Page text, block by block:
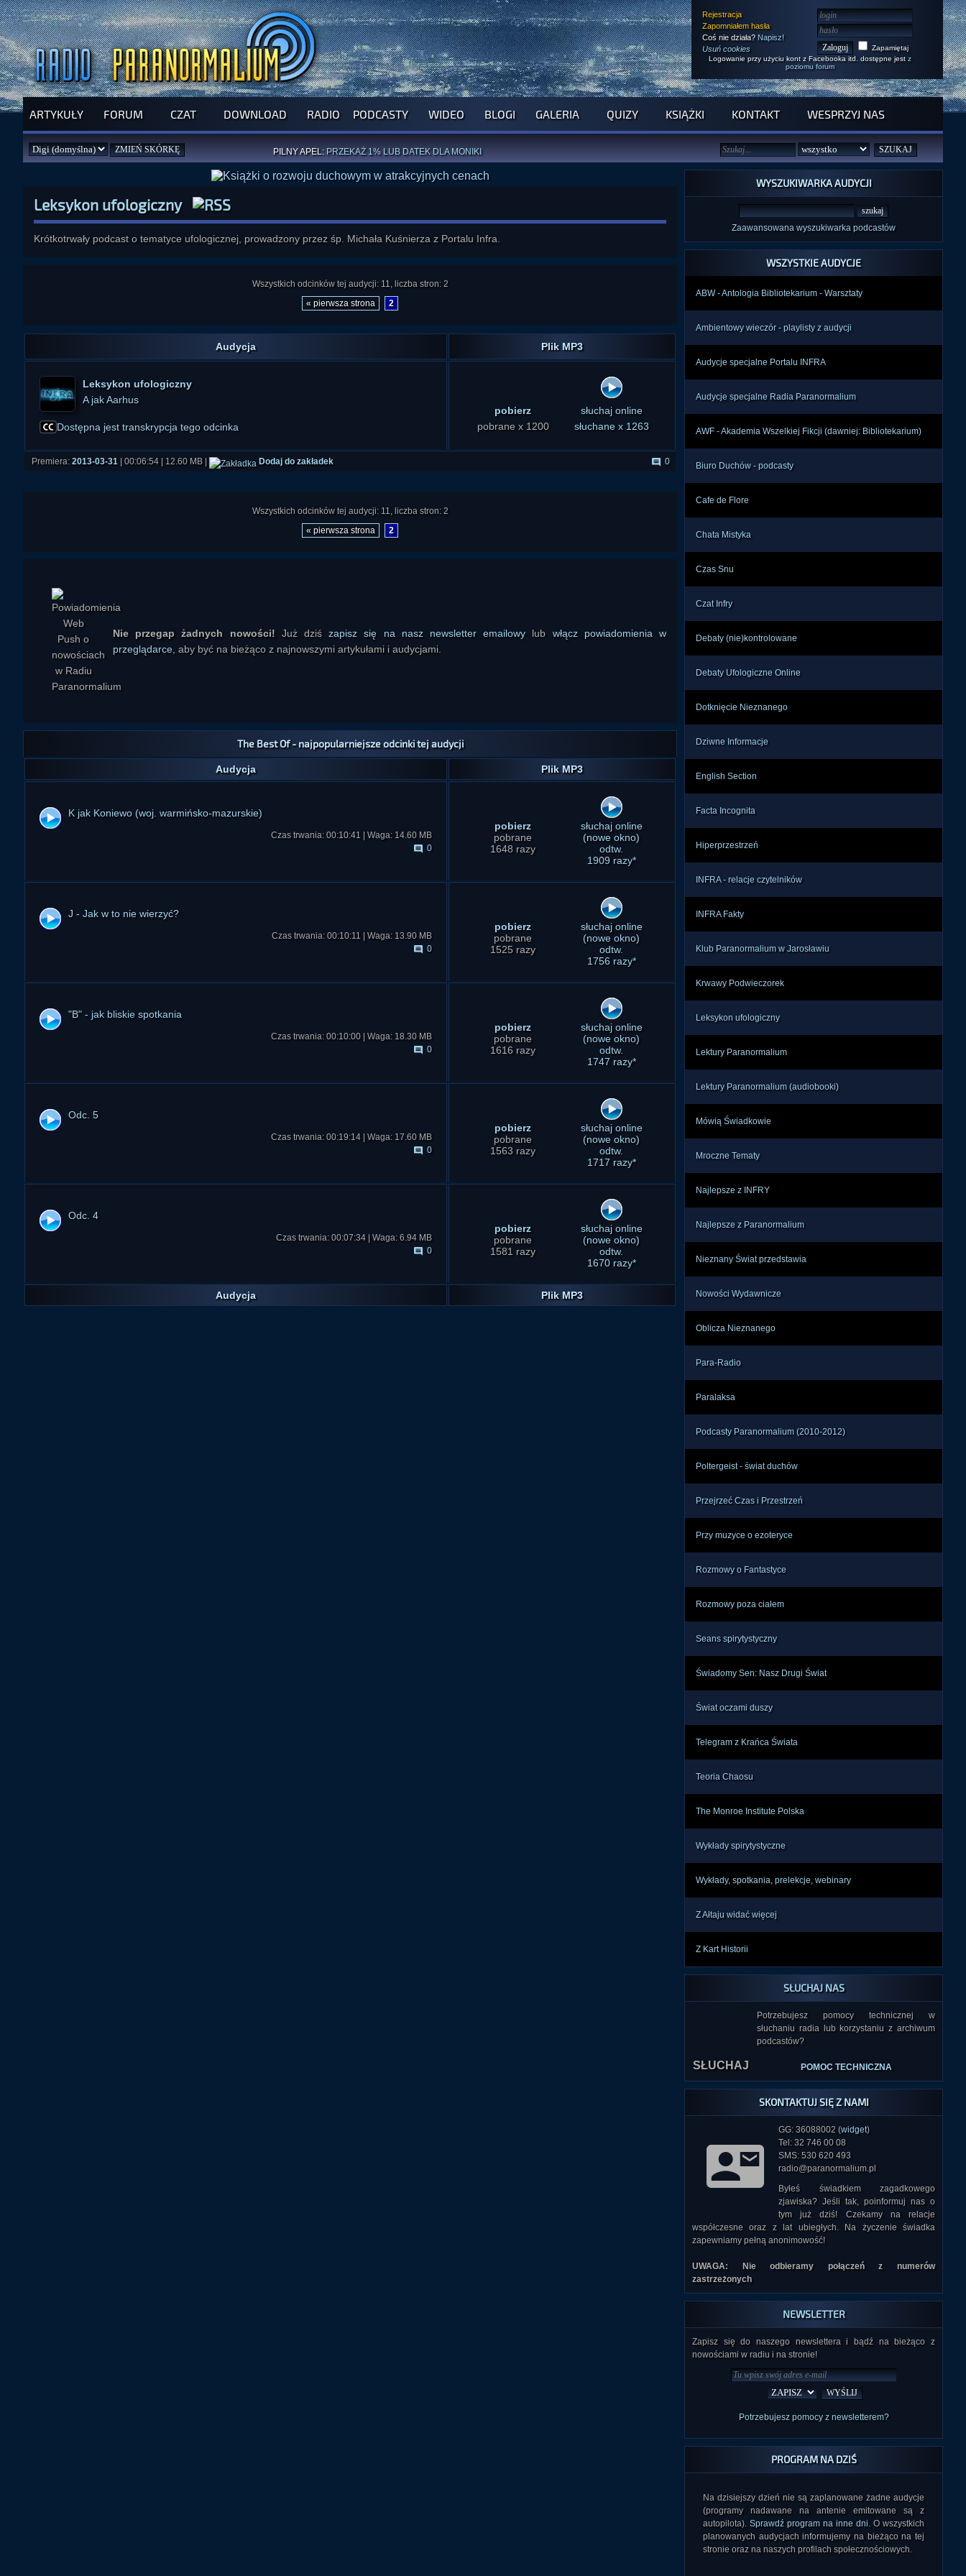
Rejestracja
Zapomniałem hasła
Coś nie działa? Napisz!
Usuń cookies
Zapamiętaj
Logowanie przy użyciu kont z Facebooka itd. dostępne jest z
poziomu forum
ARTYKUŁY FORUM CZAT DOWNLOAD RADIO PODCASTY WIDEO BLOGI GALERIA QUIZY KSIĄŻKI KONTAKT WESPRZYJ NAS
SPRAWDŹ PROGRAM NA NAJBLIŻSZY TYDZIEŃ
JUŻ DZIŚ WYPRÓBUJ NASZE OFICJALNE APLIKACJE
PILNY APEL: PRZEKAŻ 1% LUB DATEK DLA MONIKI
NOWE KSIĄŻKI AUTORSTWAA. MIAZGIID. TRELI
ZAŁOŻPARANORMALNEGO BLOGAI POCZUJ SIĘ JAK REDAKTOR
Leksykon ufologiczny
Krótkotrwały podcast o tematyce ufologicznej, prowadzony przez śp. Michała Kuśnierza z Portalu Infra.
Wszystkich odcinków tej audycji: 11, liczba stron: 2
« pierwsza strona
2
Audycja Plik MP3
Leksykon ufologiczny
A jak Aarhus
Dostępna jest transkrypcja tego odcinka
pobierz
pobrane x 1200
słuchaj online
słuchane x 1263
Premiera: 2013-03-31 | 00:06:54 | 12.60 MB | Dodaj do zakładek 0
Wszystkich odcinków tej audycji: 11, liczba stron: 2
« pierwsza strona
2
Nie przegap żadnych nowości! Już dziśzapisz się na nasz newsletter emailowy lub włącz powiadomienia w
przeglądarce , aby być na bieżąco z najnowszymi artykułami i audycjami.
The Best Of - najpopularniejsze odcinki tej audycji
Audycja Plik MP3
K jak Koniewo (woj. warmińsko-mazurskie)
Czas trwania: 00:10:41 | Waga: 14.60 MB
0
pobierz
pobrane
1648 razy
słuchaj online
(nowe okno)
odtw.
1909 razy*
J - Jak w to nie wierzyć?
Czas trwania: 00:10:11 | Waga: 13.90 MB
0
pobierz
pobrane
1525 razy
słuchaj online
(nowe okno)
odtw.
1756 razy*
"B" - jak bliskie spotkania
Czas trwania: 00:10:00 | Waga: 18.30 MB
0
pobierz
pobrane
1616 razy
słuchaj online
(nowe okno)
odtw.
1747 razy*
Odc. 5
Czas trwania: 00:19:14 | Waga: 17.60 MB
0
pobierz
pobrane
1563 razy
słuchaj online
(nowe okno)
odtw.
1717 razy*
Odc. 4
Czas trwania: 00:07:34 | Waga: 6.94 MB
0
pobierz
pobrane
1581 razy
słuchaj online
(nowe okno)
odtw.
1670 razy*
Audycja Plik MP3
WYSZUKIWARKA AUDYCJI
Zaawansowana wyszukiwarka podcastów
WSZYSTKIE AUDYCJE
ABW - Antologia Bibliotekarium - Warsztaty
Ambientowy wieczór - playlisty z audycji
Audycje specjalne Portalu INFRA
Audycje specjalne Radia Paranormalium
AWF - Akademia Wszelkiej Fikcji (dawniej: Bibliotekarium)
Biuro Duchów - podcasty
Cafe de Flore
Chata Mistyka
Czas Snu
Czat Infry
Debaty (nie)kontrolowane
Debaty Ufologiczne Online
Dotknięcie Nieznanego
Dziwne Informacje
English Section
Facta Incognita
Hiperprzestrzeń
INFRA - relacje czytelników
INFRA Fakty
Klub Paranormalium w Jarosławiu
Krwawy Podwieczorek
Leksykon ufologiczny
Lektury Paranormalium
Lektury Paranormalium (audiobooki)
Mówią Świadkowie
Mroczne Tematy
Najlepsze z INFRY
Najlepsze z Paranormalium
Nieznany Świat przedstawia
Nowości Wydawnicze
Oblicza Nieznanego
Para-Radio
Paralaksa
Podcasty Paranormalium (2010-2012)
Poltergeist - świat duchów
Przejrzeć Czas i Przestrzeń
Przy muzyce o ezoteryce
Rozmowy o Fantastyce
Rozmowy poza ciałem
Seans spirytystyczny
Świadomy Sen: Nasz Drugi Świat
Świat oczami duszy
Telegram z Krańca Świata
Teoria Chaosu
The Monroe Institute Polska
Wykłady spirytystyczne
Wykłady, spotkania, prelekcje, webinary
Z Ałtaju widać więcej
Z Kart Historii
SŁUCHAJ NAS
SŁUCHAJ
Potrzebujesz pomocy technicznej w
słuchaniu radia lub korzystaniu z archiwum
podcastów?
POMOC TECHNICZNA
SKONTAKTUJ SIĘ Z NAMI
GG: 36088002 (widget)
Tel: 32 746 00 08
SMS: 530 620 493
radio@paranormalium.pl
Byłeś świadkiem zagadkowego
zjawiska? Jeśli tak, poinformuj nas o
tym już dziś! Czekamy na relacje
współczesne oraz z lat ubiegłych. Na życzenie świadka
zapewniamy pełną anonimowość!
UWAGA: Nie odbieramy połączeń z numerów
zastrzeżonych
NEWSLETTER
Zapisz się do naszego newslettera i bądź na bieżąco z
nowościami w radiu i na stronie!
Potrzebujesz pomocy z newsletterem?
PROGRAM NA DZIŚ
Na dzisiejszy dzień nie są zaplanowane żadne audycje
(programy nadawane na antenie emitowane są z
autopilota). Sprawdź program na inne dni. O wszystkich
planowanych audycjach informujemy na bieżąco na tej
stronie oraz na naszych profilach społecznościowych.